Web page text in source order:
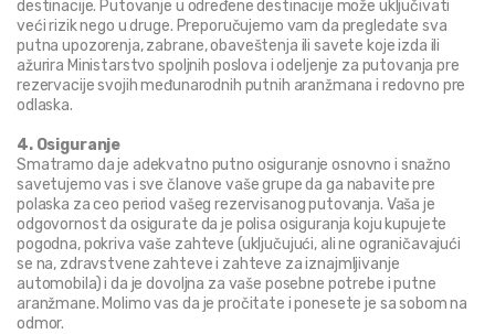
destinacije. Putovanje u određene destinacije može uključivati
veći rizik nego u druge. Preporučujemo vam da pregledate sva
putna upozorenja, zabrane, obaveštenja ili savete koje izda ili
ažurira Ministarstvo spoljnih poslova i odeljenje za putovanja pre
rezervacije svojih međunarodnih putnih aranžmana i redovno pre
odlaska.
4. Osiguranje
Smatramo da je adekvatno putno osiguranje osnovno i snažno
savetujemo vas i sve članove vaše grupe da ga nabavite pre
polaska za ceo period vašeg rezervisanog putovanja. Vaša je
odgovornost da osigurate da je polisa osiguranja koju kupujete
pogodna, pokriva vaše zahteve (uključujući, ali ne ograničavajući
se na, zdravstvene zahteve i zahteve za iznajmljivanje
automobila) i da je dovoljna za vaše posebne potrebe i putne
aranžmane. Molimo vas da je pročitate i ponesete je sa sobom na
odmor.